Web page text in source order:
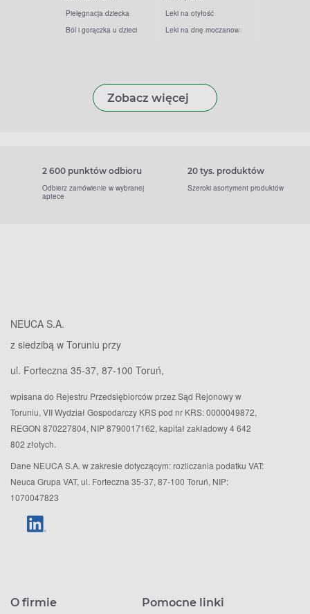
Pielęgnacja dziecka
Ból i gorączka u dzieci
Leki na otyłość
Leki na dnę moczanową
Zobacz więcej
2 600 punktów odbioru
Odbierz zamówienie w wybranej
aptece
20 tys. produktów
Szeroki asortyment produktów
NEUCA S.A.
z siedzibą w Toruniu przy
ul. Forteczna 35-37, 87-100 Toruń,
wpisana do Rejestru Przedsiębiorców przez Sąd Rejonowy w
Toruniu, VII Wydział Gospodarczy KRS pod nr KRS: 0000049872,
REGON 870227804, NIP 8790017162, kapitał zakładowy 4 642
802 złotych.
Dane NEUCA S.A. w zakresie dotyczącym: rozliczania podatku VAT:
Neuca Grupa VAT, ul. Forteczna 35-37, 87-100 Toruń, NIP:
1070047823
O firmie Pomocne linki